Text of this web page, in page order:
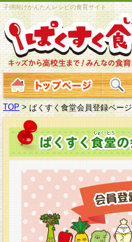
子供向けかんたんレシピの食育サイト
TOP > ぱくすく食堂会員登録ページ